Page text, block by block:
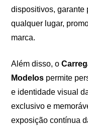
dispositivos, garante
qualquer lugar,
marca.
Além disso, o
Modelos permite
e identidade visual
exclusivo e
exposição contínua